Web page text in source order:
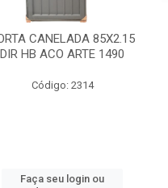
LAMINADA 60X215
DIR POP/MIX HB
Código: 2340
Faça seu login ou